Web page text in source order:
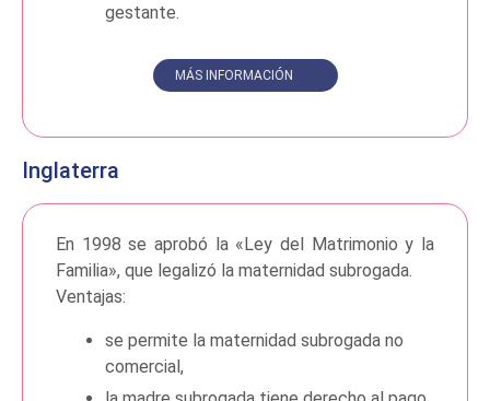
gestante.
MÁS INFORMACIÓN
Inglaterra
En 1998 se aprobó la «Ley del Matrimonio y la
Familia», que legalizó la maternidad subrogada.
Ventajas:
se permite la maternidad subrogada no
comercial,